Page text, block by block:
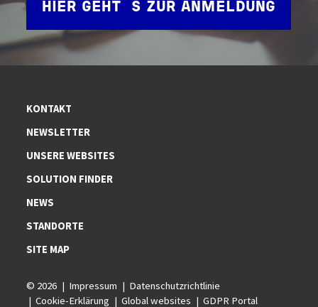
HIER GEHT´S ZUR ANMELDUNG
KONTAKT
NEWSLETTER
UNSERE WEBSITES
SOLUTION FINDER
NEWS
STANDORTE
SITE MAP
© 2026 Impressum
Datenschutzrichtlinie
Cookie-Erklärung
Global websites GDPR Portal